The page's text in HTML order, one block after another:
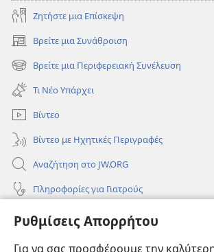
Ρυθμίσεις Απορρήτου
Για να σας προσφέρουμε την
Ζητήστε μια Επίσκεψη
Βρείτε μια Συνάθροιση
(ανοίγει
νέο
παράθυρο)
Βρείτε μια Περιφερειακή Συνέλευση
(ανοίγει
νέο
παράθυρο)
Τι Νέο Υπάρχει
Βίντεο
Βίντεο με Ηχητικές Περιγραφές
Αναζήτηση στο JW.ORG
Πληροφορίες για Γιατρούς
Πληροφορίες για Επίσημους Φορείς και ΜΜΕ